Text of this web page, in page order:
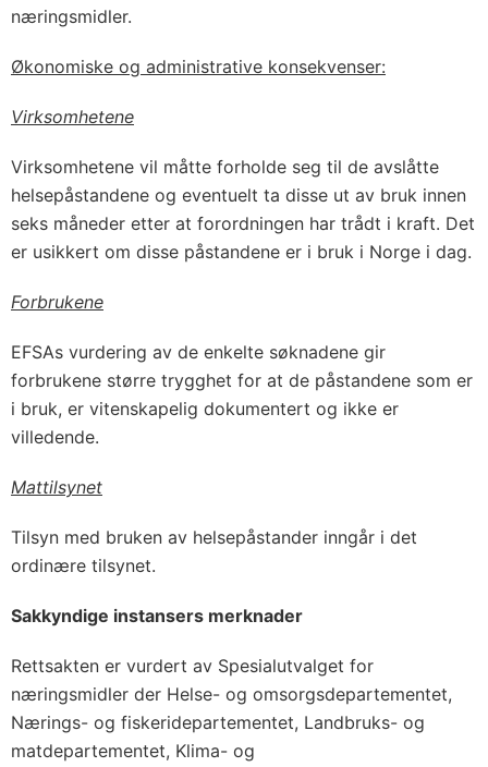
næringsmidler.
Økonomiske og administrative konsekvenser:
Virksomhetene
Virksomhetene vil måtte forholde seg til de avslåtte
helsepåstandene og eventuelt ta disse ut av bruk innen
seks måneder etter at forordningen har trådt i kraft. Det
er usikkert om disse påstandene er i bruk i Norge i dag.
Forbrukene
EFSAs vurdering av de enkelte søknadene gir
forbrukene større trygghet for at de påstandene som er
i bruk, er vitenskapelig dokumentert og ikke er
villedende.
Mattilsynet
Tilsyn med bruken av helsepåstander inngår i det
ordinære tilsynet.
Sakkyndige instansers merknader
Rettsakten er vurdert av Spesialutvalget for
næringsmidler der Helse- og omsorgsdepartementet,
Nærings- og fiskeridepartementet, Landbruks- og
matdepartementet, Klima- og